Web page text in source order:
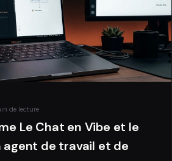
de lecture
Le Chat en Vibe et le
de travail et de